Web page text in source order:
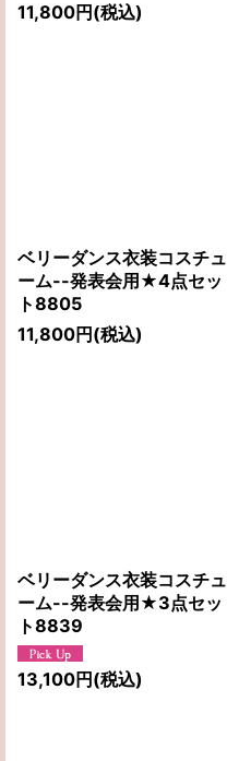
11,800円 (税込)
ベリーダンス衣装コスチュ
ーム--発表会用★4点セッ
ト8805
11,800円 (税込)
ベリーダンス衣装コスチュ
ーム--発表会用★3点セッ
ト8839
13,100円 (税込)